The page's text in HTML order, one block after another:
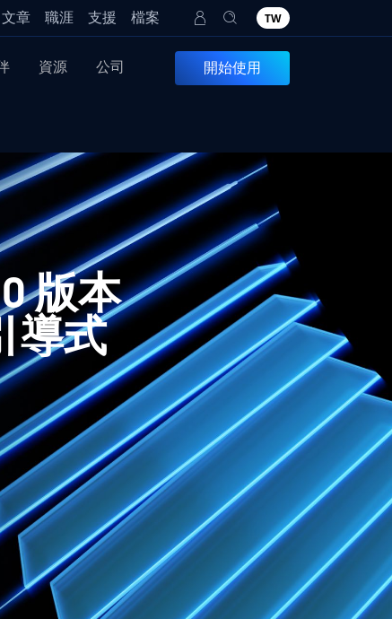
文章 職涯 支援 檔案 TW
資源 公司 開始使用
版本
導式